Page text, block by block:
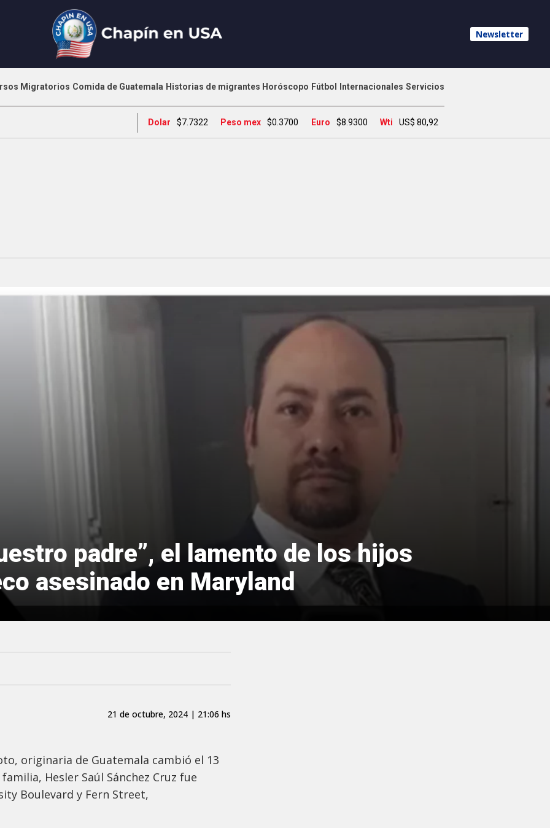
Newsletter
Migratorios Comida de Guatemala Historias de migrantes Horóscopo Fútbol Internacionales Servicios
Dolar $7.7322 Peso mex $0.3700 Euro $8.9300 Wti US$ 80,92
padre”, el lamento de los hijos
asesinado en Maryland
21 de octubre, 2024 | 21:06 hs
originaria de Guatemala cambió el 13
Hesler Saúl Sánchez Cruz fue
Boulevard y Fern Street,